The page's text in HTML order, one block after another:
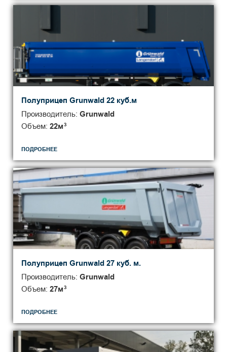
Полуприцеп Grunwald 22 куб.м
Производитель: Grunwald
Объем: 22м3
ПОДРОБНЕЕ
Полуприцеп Grunwald 27 куб. м.
Производитель: Grunwald
Объем: 27м3
ПОДРОБНЕЕ